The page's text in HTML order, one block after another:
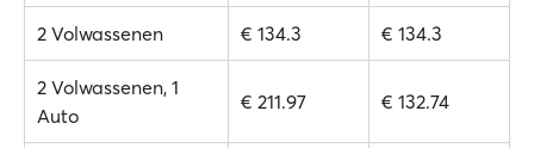
2 Volwassenen € 134.3 € 134.3
2 Volwassenen, 1
Auto
€ 211.97 € 132.74